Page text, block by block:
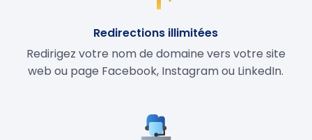
Redirections illimitées
Redirigez votre nom de domaine vers votre site
web ou page Facebook, Instagram ou LinkedIn.